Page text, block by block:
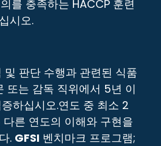
를 충족하는 HACCP 훈련
시오.
및 판단 수행과 관련된 식품
또는 감독 직위에서 5년 이
하십시오.연도 중 최소 2
다른 연도의 이해와 구현을
. GFSI 벤치마크 프로그램;